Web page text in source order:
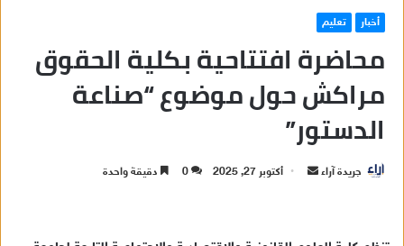
أخبار تعليم
محاضرة افتتاحية بكلية الحقوق
مراكش حول موضوع “صناعة
الدستور”
جريدة آراء أكتوبر 27, 2025 0 دقيقة واحدة